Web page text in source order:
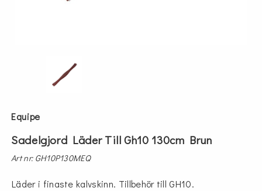
Equipe
Sadelgjord Läder Till Gh10 130cm Brun
Art nr: GH10P130MEQ
Läder i finaste kalvskinn. Tillbehör till GH10.